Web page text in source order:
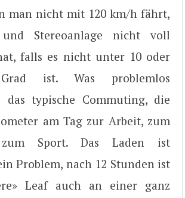
man nicht mit 120 km/h fährt,
Stereoanlage nicht voll
falls es nicht unter 10 oder
ist. Was problemlos
typische Commuting, die
am Tag zur Arbeit, zum
zum Sport. Das Laden ist
Problem, nach 12 Stunden ist
Leaf auch an einer ganz